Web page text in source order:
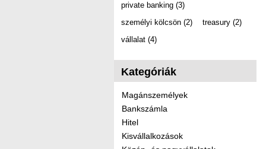
private banking (3)
személyi kölcsön (2) treasury (2)
vállalat (4)
Kategóriák
Magánszemélyek
Bankszámla
Hitel
Kisvállalkozások